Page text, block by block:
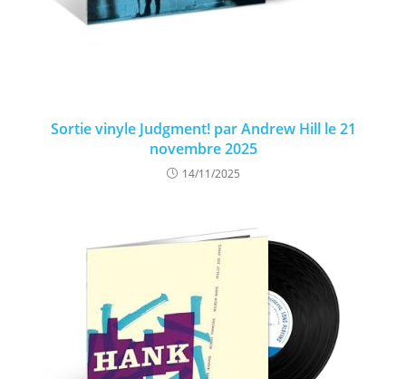
Sortie vinyle Judgment! par Andrew Hill le 21
novembre 2025
14/11/2025